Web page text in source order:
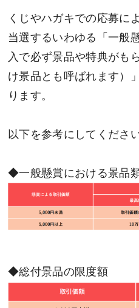
くじやハガキでの応募に
当選するいわゆる「一般
入で必ず景品や特典がも
け景品とも呼ばれます）
ります。
以下を参考にしてください
◆一般懸賞における景品
◆総付景品の限度額